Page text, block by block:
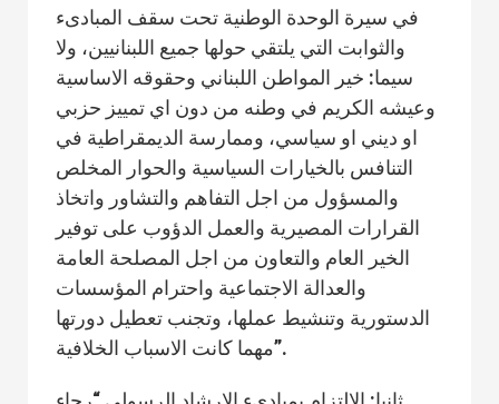
في سيرة الوحدة الوطنية تحت سقف المبادىء
والثوابت التي يلتقي حولها جميع اللبنانيين، ولا
سيما: خير المواطن اللبناني وحقوقه الاساسية
وعيشه الكريم في وطنه من دون اي تمييز حزبي
او ديني او سياسي، وممارسة الديمقراطية في
التنافس بالخيارات السياسية والحوار المخلص
والمسؤول من اجل التفاهم والتشاور واتخاذ
القرارات المصيرية والعمل الدؤوب على توفير
الخير العام والتعاون من اجل المصلحة العامة
والعدالة الاجتماعية واحترام المؤسسات
الدستورية وتنشيط عملها، وتجنب تعطيل دورتها
مهما كانت الاسباب الخلافية”.